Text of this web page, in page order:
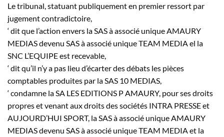
Le tribunal, statuant publiquement en premier ressort par
jugement contradictoire,
‘ dit que l’action envers la SAS à associé unique AMAURY
MEDIAS devenu SAS à associé unique TEAM MEDIA el la
SNC L’EQUIPE est recevable,
‘ dit qu’il n’y a pas lieu d’écarter des débats les pièces
comptables produites par la SAS 10 MEDIAS,
‘ condamne la SA LES EDITIONS P AMAURY, pour ses droits
propres et venant aux droits des sociétés INTRA PRESSE et
AUJOURD’HUI SPORT, la SAS à associé unique AMAURY
MEDIAS devenu SAS à associé unique TEAM MEDIA et la